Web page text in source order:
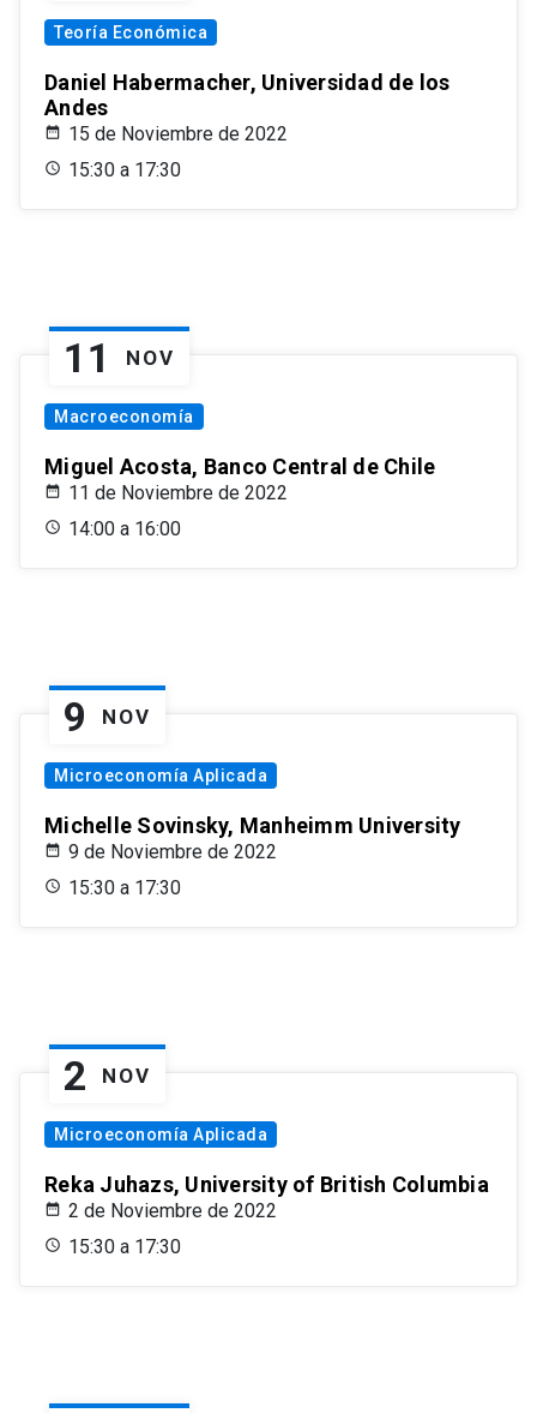
Teoría Económica
Daniel Habermacher, Universidad de los
Andes
15 de Noviembre de 2022
15:30 a 17:30
11 NOV
Macroeconomía
Miguel Acosta, Banco Central de Chile
11 de Noviembre de 2022
14:00 a 16:00
9 NOV
Microeconomía Aplicada
Michelle Sovinsky, Manheimm University
9 de Noviembre de 2022
15:30 a 17:30
2 NOV
Microeconomía Aplicada
Reka Juhazs, University of British Columbia
2 de Noviembre de 2022
15:30 a 17:30